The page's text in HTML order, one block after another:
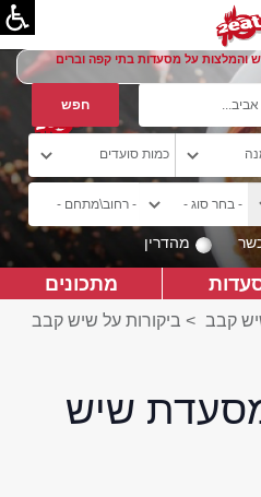
והמלצות על מסעדות בתי קפה וברים
מהדרין
מתכונים
קבב > ביקורות על שיש קבב
שיש